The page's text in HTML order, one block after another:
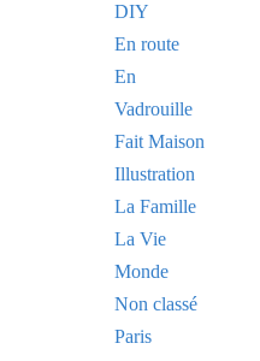
DIY
En route
En
Vadrouille
Fait Maison
Illustration
La Famille
La Vie
Monde
Non classé
Paris